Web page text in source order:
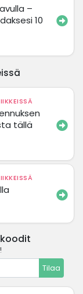
–
10
tällä
Tilaa